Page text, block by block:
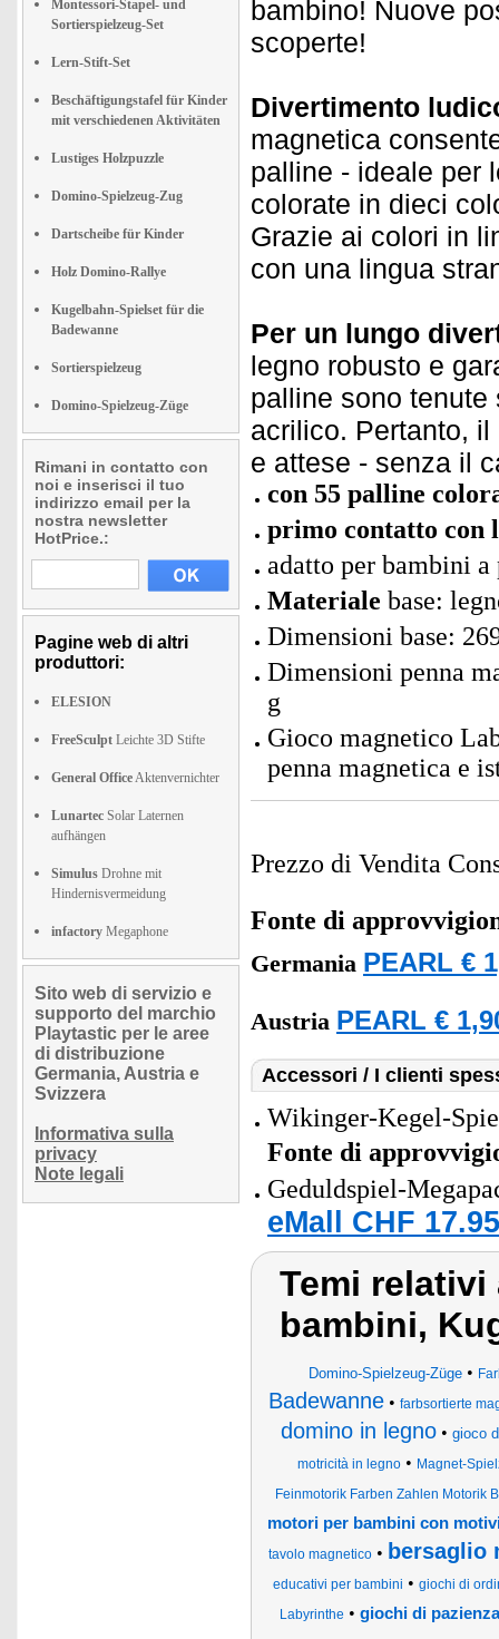
Montessori-Stapel- und
Sortierspielzeug-Set
Lern-Stift-Set
Beschäftigungstafel für Kinder
mit verschiedenen Aktivitäten
Lustiges Holzpuzzle
Domino-Spielzeug-Zug
Dartscheibe für Kinder
Holz Domino-Rallye
Kugelbahn-Spielset für die
Badewanne
Sortierspielzeug
Domino-Spielzeug-Züge
Rimani in contatto con
noi e inserisci il tuo
indirizzo email per la
nostra newsletter
HotPrice.:
Pagine web di altri
produttori:
ELESION
FreeSculpt Leichte 3D Stifte
General OfficeAktenvernichter
Lunartec Solar Laternen
aufhängen
Simulus Drohne mit
Hindernisvermeidung
infactory Megaphone
Sito web di servizio e
supporto del marchio
Playtastic per le aree
di distribuzione
Germania, Austria e
Svizzera
Informativa sulla
privacy
Note legali
bambino! Nuove
scoperte!
Divertimento
magnetica
palline - ideale per
colorate in dieci
Grazie ai colori in
con una lingua
Per un lungo
legno robusto e
palline sono
acrilico. Pertanto,
e attese - senza il
con 55 palline
primo contatto con
adatto per bambini
Materiale base:
Dimensioni base:
Dimensioni penna
g
Gioco magnetico
penna magnetica e
Prezzo di Vendita
Fonte di
Germania PEARL €
Austria PEARL €
Accessori / I clienti
Wikinger-Kegel-
Fonte di
Geduldspiel-
eMall CHF
Temi
bambini,
Domino-Spielzeug-Züge •
Badewanne • farbsortierte
domino in legno• gioco
motricità in legno• Magnet-
Feinmotorik Farben Zahlen Motorik
motori per bambini con
tavolo magnetico • bersaglio
educativi per bambini • giochi di
Labyrinthe • giochi di